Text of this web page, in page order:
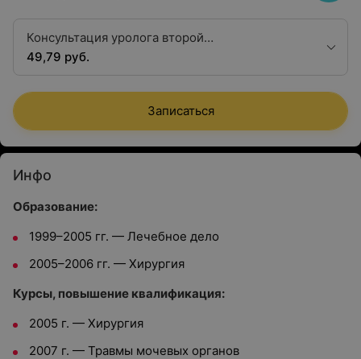
Консультация уролога второй
квалификационной категории
49,79 руб.
Записаться
Инфо
Образование:
1999–2005 гг. — Лечебное дело
2005–2006 гг. — Хирургия
Курсы, повышение квалификация:
2005 г. — Хирургия
2007 г. — Травмы мочевых органов